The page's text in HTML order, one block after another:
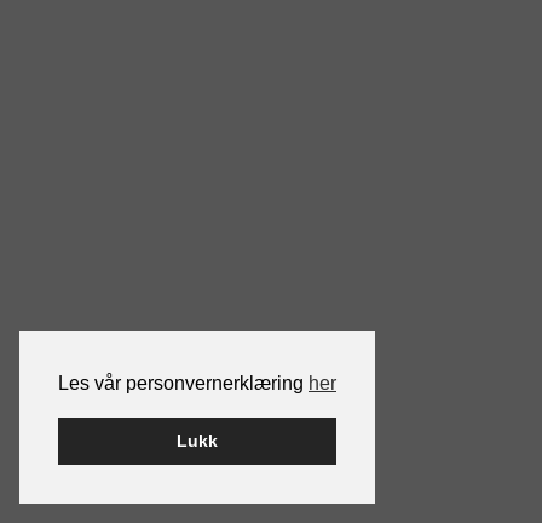
Les vår personvernerklæring her
Lukk